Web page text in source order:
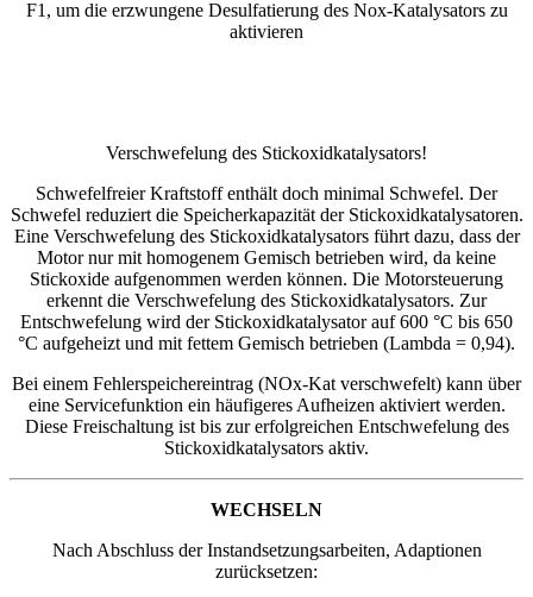
F1, um die erzwungene Desulfatierung des Nox-Katalysators zu
aktivieren
Verschwefelung des Stickoxidkatalysators!
Schwefelfreier Kraftstoff enthält doch minimal Schwefel. Der
Schwefel reduziert die Speicherkapazität der Stickoxidkatalysatoren.
Eine Verschwefelung des Stickoxidkatalysators führt dazu, dass der
Motor nur mit homogenem Gemisch betrieben wird, da keine
Stickoxide aufgenommen werden können. Die Motorsteuerung
erkennt die Verschwefelung des Stickoxidkatalysators. Zur
Entschwefelung wird der Stickoxidkatalysator auf 600 °C bis 650
°C aufgeheizt und mit fettem Gemisch betrieben (Lambda = 0,94).
Bei einem Fehlerspeichereintrag (NOx-Kat verschwefelt) kann über
eine Servicefunktion ein häufigeres Aufheizen aktiviert werden.
Diese Freischaltung ist bis zur erfolgreichen Entschwefelung des
Stickoxidkatalysators aktiv.
WECHSELN
Nach Abschluss der Instandsetzungsarbeiten, Adaptionen
zurücksetzen: